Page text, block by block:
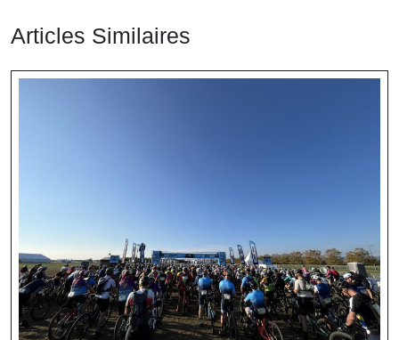
Articles Similaires